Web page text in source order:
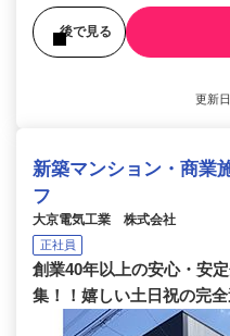
後で見る
更新
新築マンション・商業
フ
大京電気工業 株式会社
正社員
創業40年以上の安心・安
集！！嬉しい土日祝の完全